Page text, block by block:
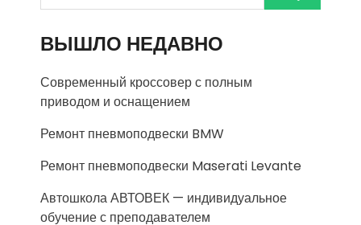
ВЫШЛО НЕДАВНО
Современный кроссовер с полным
приводом и оснащением
Ремонт пневмоподвески BMW
Ремонт пневмоподвески Maserati Levante
Автошкола АВТОВЕК — индивидуальное
обучение с преподавателем